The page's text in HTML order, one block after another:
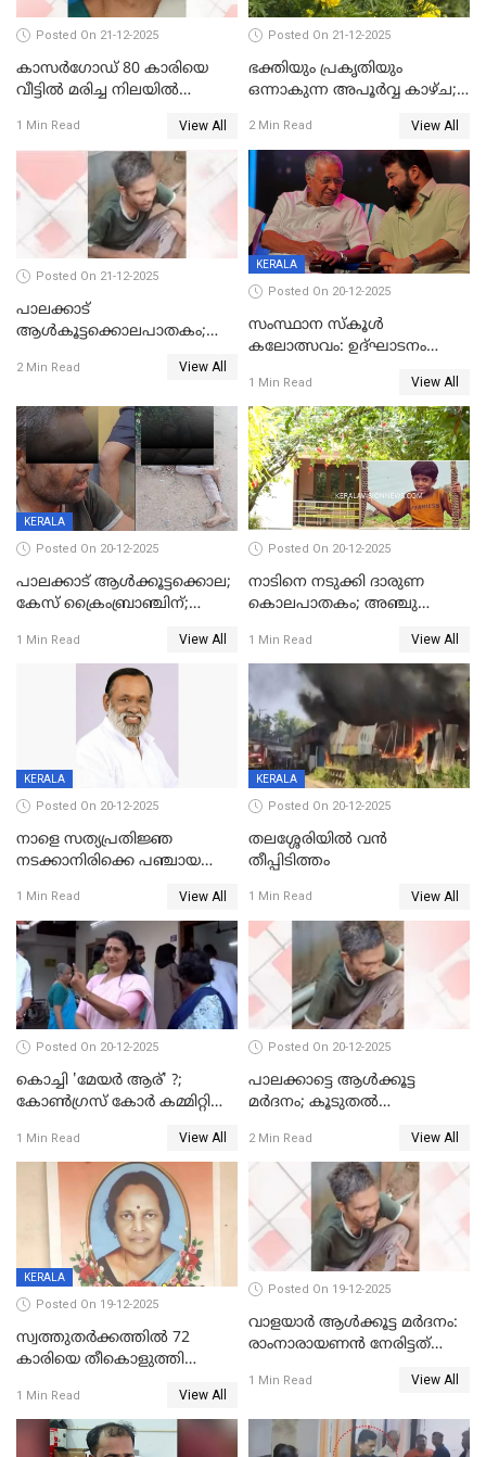
Posted On 21-12-2025
കാസർഗോഡ് 80 കാരിയെ
വീട്ടിൽ മരിച്ച നിലയിൽ
1 Min Read View All
Posted On 21-12-2025
ഭക്തിയും പ്രകൃതിയും
ഒന്നാകുന്ന അപൂര്‍വ്വ കാഴ്ച;
കാഴ്ചാനുഭവമൊരുക്കി
ശബരീ നന്ദനം
2 Min Read View All
Posted On 21-12-2025
പാലക്കാട്‌
ആൾകൂട്ടക്കൊലപാതകം;
ഊർജ്ജിതമാക്കിമാക്കി
2 Min Read View All
KERALA
Posted On 20-12-2025
സംസ്ഥാന സ്കൂൾ
കലോത്സവം: ഉദ്ഘാടനം
മുഖ്യാതിഥിയായി
മോഹൻലാൽ
1 Min Read View All
KERALA
Posted On 20-12-2025
പാലക്കാട് ആൾക്കൂട്ടക്കൊല;
കേസ് ക്രൈംബ്രാഞ്ചിന്;
അന്വേഷിക്കും
1 Min Read View All
Posted On 20-12-2025
നാടിനെ നടുക്കി ദാരുണ
കൊലപാതകം; അഞ്ചു
കഴുത്തുഞെരിച്ച് കൊന്നു
1 Min Read View All
KERALA
Posted On 20-12-2025
നാളെ സത്യപ്രതിജ്ഞ
നടക്കാനിരിക്കെ പഞ്ചായത്ത്
1 Min Read View All
KERALA
Posted On 20-12-2025
തലശ്ശേരിയിൽ വൻ
തീപ്പിടിത്തം
1 Min Read View All
Posted On 20-12-2025
കൊച്ചി 'മേയർ ആര്' ?;
കോണ്‍ഗ്രസ് കോര്‍ കമ്മിറ്റി
1 Min Read View All
Posted On 20-12-2025
പാലക്കാട്ടെ ആള്‍ക്കൂട്ട
മര്‍ദനം; കൂടുതല്‍
അംഗ സംഘമെന്ന് വിവരം
2 Min Read View All
KERALA
Posted On 19-12-2025
സ്വത്തുതര്‍ക്കത്തില്‍ 72
കാരിയെ തീകൊളുത്തി
ക്രൂരകൊലപാതകത്തില്‍
സഹോദരിപുത്രന് ജീവപര്യന്തം
1 Min Read View All
Posted On 19-12-2025
വാളയാർ ആൾക്കൂട്ട മർദനം:
രാംനാരായണൻ നേരിട്ടത്
നാൽപ്പതിലേറെ
റിപ്പോർട്ട്
1 Min Read View All